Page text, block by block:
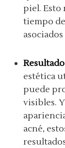
piel. Esto
tiempo
estética
puede
visibles.
acné,